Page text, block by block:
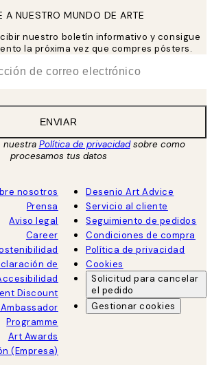
A NUESTRO MUNDO DE ARTE
nuestro boletín informativo y consigue
la próxima vez que compres pósters.
ENVIAR
nuestra Política de privacidadsobre como
procesamos tus datos
nosotros
Prensa
Aviso legal
Career
de
Discount
Programme
Art Awards
(Empresa)
Desenio Art Advice
Servicio al cliente
Seguimiento de pedidos
Condiciones de compra
Política de privacidad
Cookies
Solicitud para cancelar
el pedido
Gestionar cookies